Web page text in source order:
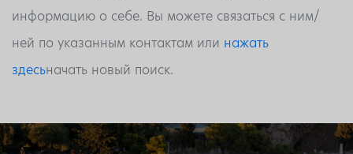
информацию о себе. Вы можете связаться с ним/
ней по указанным контактам или нажать
здесьначать новый поиск.